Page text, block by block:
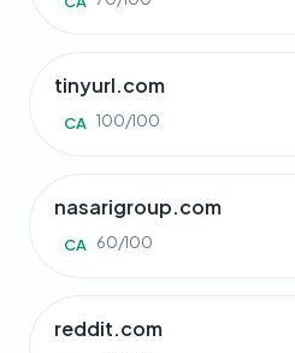
tinyurl.com
CA 100/100
nasarigroup.com
CA 60/100
reddit.com